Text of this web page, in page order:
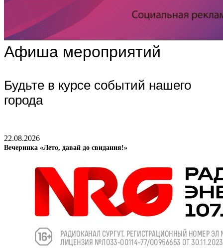
Афиша мероприятий
Будьте в курсе событий нашего
города
22.08.2026
Вечеринка «Лето, давай до свидания!»